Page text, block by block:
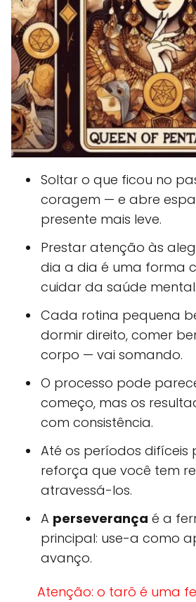
Soltar o que ficou no
coragem — e abre
presente mais leve.
Prestar atenção às
dia a dia é uma forma
cuidar da saúde mental.
Cada rotina pequena
dormir direito, comer
corpo — vai somando.
O processo pode
começo, mas os
com consistência.
Até os períodos difíceis
reforça que você tem
atravessá-los.
A perseverança é a
principal: use-a como
avanço.
Atenção: o tarô é uma